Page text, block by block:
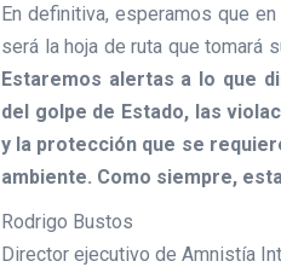
En definitiva, esperamos que
será la hoja de ruta que tomará
Estaremos alertas a lo que
del golpe de Estado, las
y la protección que se
ambiente. Como siempre,
Rodrigo Bustos
Director ejecutivo de Amnistía